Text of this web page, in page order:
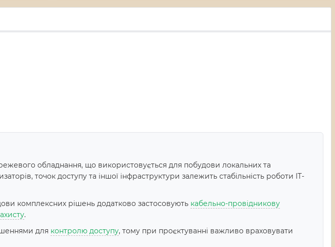
обладнання, що використовується для побудови локальних та
точок доступу та іншої інфраструктури залежить стабільність роботи IT-
комплексних рішень додатково застосовують кабельно-провідникову
.
для контролю доступу, тому при проєктуванні важливо враховувати